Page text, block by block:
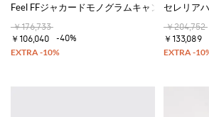
Feel FFジャカードモノグラムキャンバスとレ
￥176,733
￥106,040
-40%
セレリア
￥204,752
￥133,089